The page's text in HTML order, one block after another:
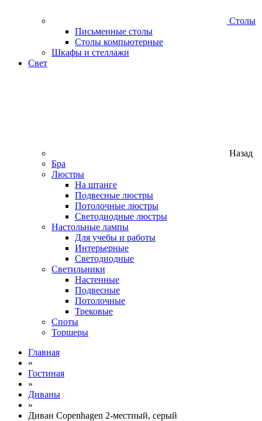
Столы
Письменные столы
Столы компьютерные
Шкафы и стеллажи
Свет
Назад
Бра
Люстры
На штанге
Подвесные люстры
Потолочные люстры
Светодиодные люстры
Настольные лампы
Для учебы и работы
Интерьерные
Светодиодные
Светильники
Настенные
Подвесные
Потолочные
Трековые
Споты
Торшеры
Главная
»
Гостиная
»
Диваны
»
Диван Copenhagen 2-местный, серый